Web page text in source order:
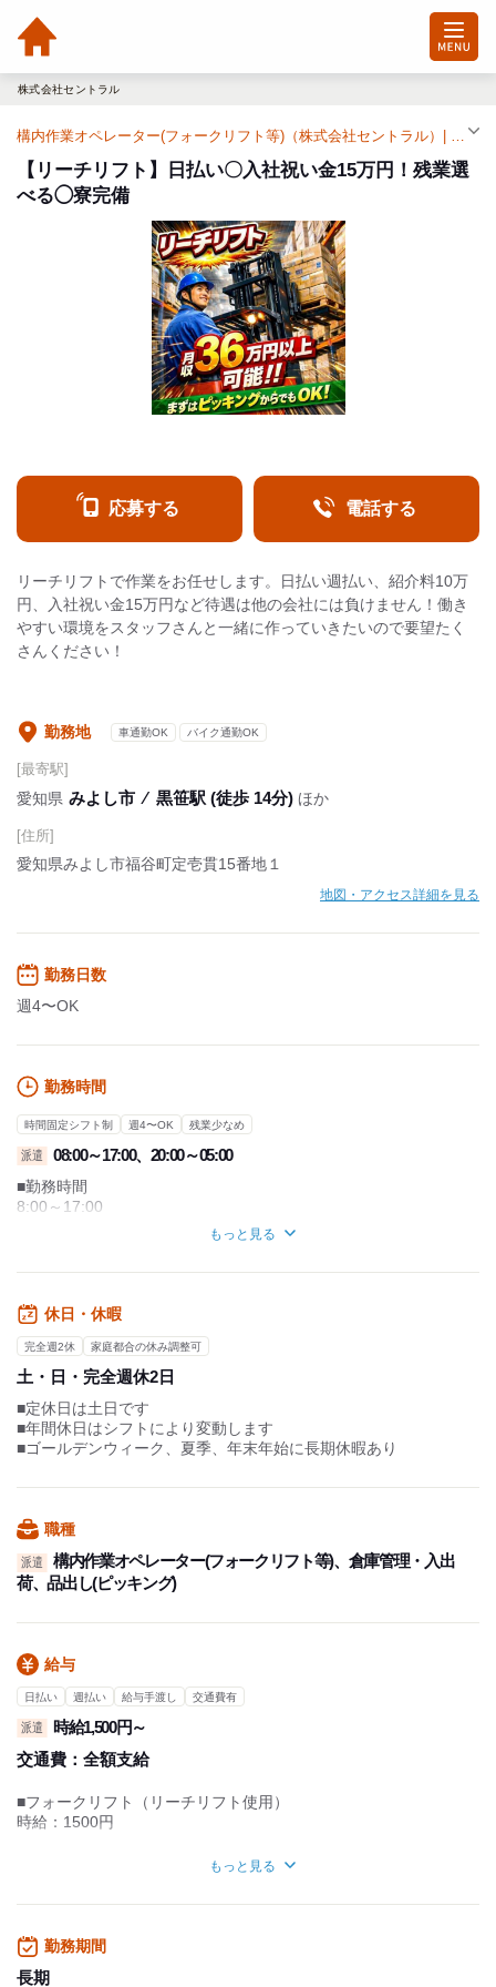
株式会社セントラル
構内作業オペレーター(フォークリフト等)（株式会社セントラル）| 派遣求人（黒笹駅）
【リーチリフト】日払い〇入社祝い金15万円！残業選
べる◯寮完備
応募する 電話する
リーチリフトで作業をお任せします。日払い週払い、紹介料10万
円、入社祝い金15万円など待遇は他の会社には負けません！働き
やすい環境をスタッフさんと一緒に作っていきたいので要望たく
さんください！
勤務地 車通勤OK バイク通勤OK
[最寄駅]
愛知県 みよし市 ⁄ 黒笹駅 (徒歩 14分) ほか
[住所]
愛知県みよし市福谷町定壱貫15番地１
地図・アクセス詳細を見る
勤務日数
週4〜OK
勤務時間
時間固定シフト制 週4〜OK 残業少なめ
派遣 08:00～17:00、20:00～05:00
■勤務時間
8:00～17:00
■残業
基本的にはありませんが、
稼ぎたい方など希望者の方は
残業もお任せします。
もっと見る
休日・休暇
完全週2休 家庭都合の休み調整可
土・日・完全週休2日
■定休日は土日です
■年間休日はシフトにより変動します
■ゴールデンウィーク、夏季、年末年始に長期休暇あり
職種
派遣
構内作業オペレーター(フォークリフト等)、倉庫管理・入出
荷、品出し(ピッキング)
給与
日払い 週払い 給与手渡し 交通費有
派遣
時給1,500円～
交通費： 全額支給
■フォークリフト（リーチリフト使用）
時給：1500円
残業したい方はお任せします！
時給1500円×8時間×20日240,000円
【日勤残業ありの場合】
もっと見る
勤務期間
長期